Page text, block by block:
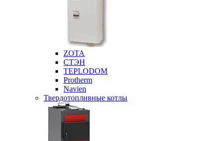
ZOTA
СТЭН
TEPLODOM
Protherm
Navien
Твердотопливные котлы